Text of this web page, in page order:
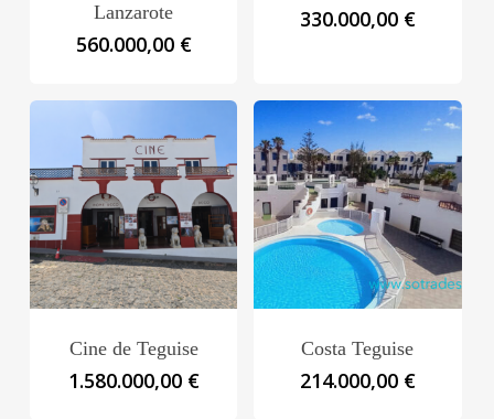
Lanzarote
560.000,00 €
330.000,00 €
Cine de Teguise
1.580.000,00 €
Costa Teguise
214.000,00 €